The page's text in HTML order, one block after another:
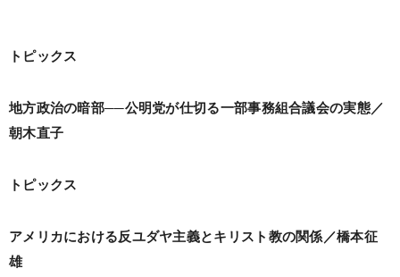
トピックス
地方政治の暗部──公明党が仕切る一部事務組合議会の実態／
朝木直子
トピックス
アメリカにおける反ユダヤ主義とキリスト教の関係／橋本征
雄